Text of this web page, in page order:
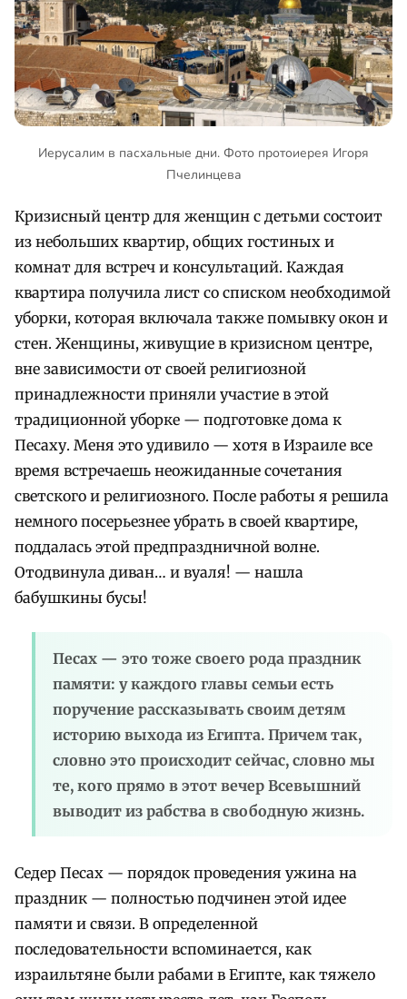
Иерусалим в пасхальные дни. Фото протоиерея Игоря
Пчелинцева
Кризисный центр для женщин с детьми состоит
из небольших квартир, общих гостиных и
комнат для встреч и консультаций. Каждая
квартира получила лист со списком необходимой
уборки, которая включала также помывку окон и
стен. Женщины, живущие в кризисном центре,
вне зависимости от своей религиозной
принадлежности приняли участие в этой
традиционной уборке — подготовке дома к
Песаху. Меня это удивило — хотя в Израиле все
время встречаешь неожиданные сочетания
светского и религиозного. После работы я решила
немного посерьезнее убрать в своей квартире,
поддалась этой предпраздничной волне.
Отодвинула диван… и вуаля! — нашла
бабушкины бусы!
Песах — это тоже своего рода праздник
памяти: у каждого главы семьи есть
поручение рассказывать своим детям
историю выхода из Египта. Причем так,
словно это происходит сейчас, словно мы
те, кого прямо в этот вечер Всевышний
выводит из рабства в свободную жизнь.
Седер Песах — порядок проведения ужина на
праздник — полностью подчинен этой идее
памяти и связи. В определенной
последовательности вспоминается, как
израильтяне были рабами в Египте, как тяжело